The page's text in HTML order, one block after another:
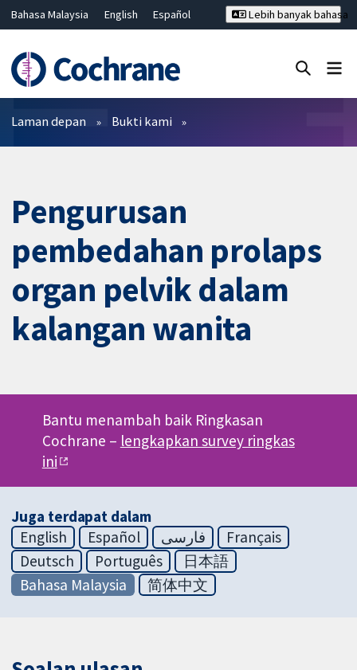
Bahasa Malaysia English
Español
Hrvatski
Deutsch ไทย
繁體中文
简体中文
Lebih banyak bahasa
Penapis
Laman depan Bukti kami
Pengurusan
pembedahan prolaps
organ pelvik dalam
kalangan wanita
Bantu menambah baik Ringkasan
Cochrane – lengkapkan survey ringkas
ini
Juga terdapat dalam
English
Español فارسی
Français
Deutsch
Português
日本語
Bahasa Malaysia
简体中文